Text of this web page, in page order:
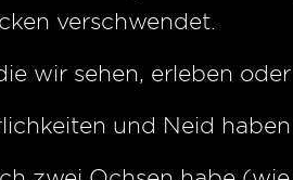
verschwendet.
wir sehen, erleben
und Neid